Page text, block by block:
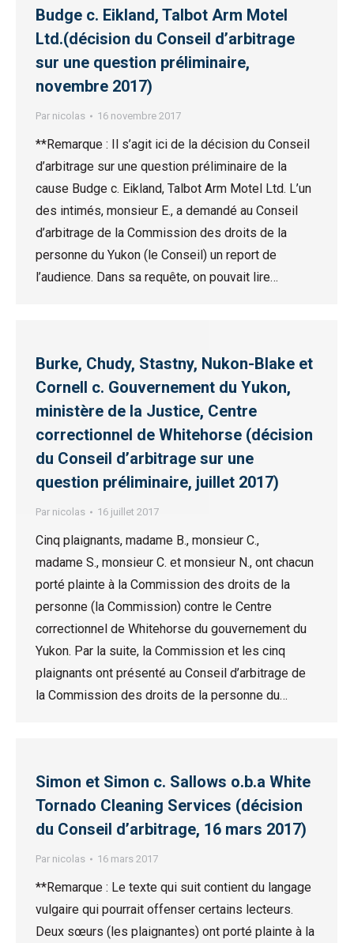
Budge c. Eikland, Talbot Arm Motel
Ltd.(décision du Conseil d’arbitrage
sur une question préliminaire,
novembre 2017)
Par nicolas 16 novembre 2017
**Remarque : Il s’agit ici de la décision du Conseil
d’arbitrage sur une question préliminaire de la
cause Budge c. Eikland, Talbot Arm Motel Ltd. L’un
des intimés, monsieur E., a demandé au Conseil
d’arbitrage de la Commission des droits de la
personne du Yukon (le Conseil) un report de
l’audience. Dans sa requête, on pouvait lire…
Burke, Chudy, Stastny, Nukon-Blake et
Cornell c. Gouvernement du Yukon,
ministère de la Justice, Centre
correctionnel de Whitehorse (décision
du Conseil d’arbitrage sur une
question préliminaire, juillet 2017)
Par nicolas 16 juillet 2017
Cinq plaignants, madame B., monsieur C.,
madame S., monsieur C. et monsieur N., ont chacun
porté plainte à la Commission des droits de la
personne (la Commission) contre le Centre
correctionnel de Whitehorse du gouvernement du
Yukon. Par la suite, la Commission et les cinq
plaignants ont présenté au Conseil d’arbitrage de
la Commission des droits de la personne du…
Simon et Simon c. Sallows o.b.a White
Tornado Cleaning Services (décision
du Conseil d’arbitrage, 16 mars 2017)
Par nicolas 16 mars 2017
**Remarque : Le texte qui suit contient du langage
vulgaire qui pourrait offenser certains lecteurs.
Deux sœurs (les plaignantes) ont porté plainte à la